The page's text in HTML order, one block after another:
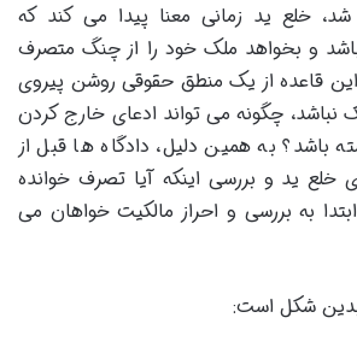
خلع ید زمانی معنا پیدا می کند که
و بخواهد ملک خود را از چنگ متصرف
این قاعده از یک منطق حقوقی روشن پیروی
نباشد، چگونه می تواند ادعای خارج کردن
باشد؟ به همین دلیل، دادگاه ها قبل از
خلع ید و بررسی اینکه آیا تصرف خوانده
به بررسی و احراز مالکیت خواهان می
بدین شکل است: